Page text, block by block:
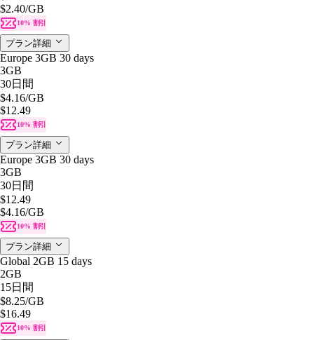
$2.40/GB
10% 割引
プラン詳細
Europe 3GB 30 days
3GB
30日間
$4.16/GB
$12.49
10% 割引
プラン詳細
Europe 3GB 30 days
3GB
30日間
$12.49
$4.16/GB
10% 割引
プラン詳細
Global 2GB 15 days
2GB
15日間
$8.25/GB
$16.49
10% 割引